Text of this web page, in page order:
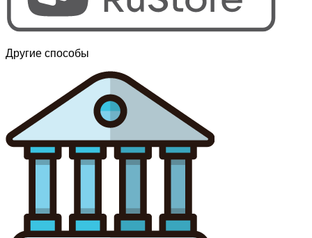
Другие способы